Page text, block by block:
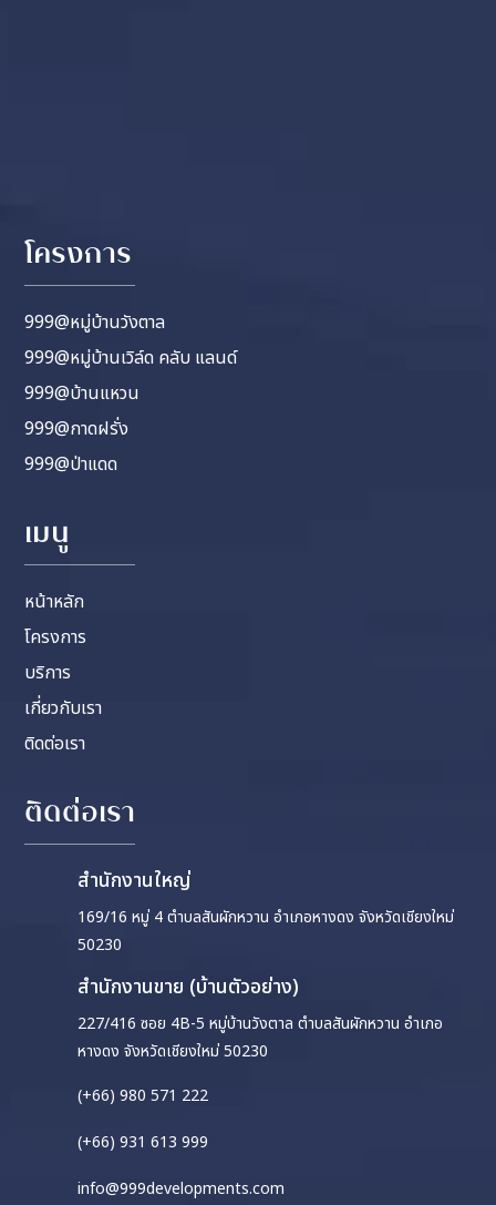
โครงการ
999@หมู่บ้านวังตาล
999@หมู่บ้านเวิล์ด คลับ แลนด์
999@บ้านแหวน
999@กาดฝรั่ง
999@ป่าแดด
เมนู
หน้าหลัก
โครงการ
บริการ
เกี่ยวกับเรา
ติดต่อเรา
ติดต่อเรา
สำนักงานใหญ่
169/16 หมู่ 4 ตำบลสันผักหวาน อำเภอหางดง จังหวัดเชียงใหม่
50230
สำนักงานขาย (บ้านตัวอย่าง)
227/416 ซอย 4B-5 หมู่บ้านวังตาล ตำบลสันผักหวาน อำเภอ
หางดง จังหวัดเชียงใหม่ 50230
(+66) 980 571 222
(+66) 931 613 999
info@999developments.com